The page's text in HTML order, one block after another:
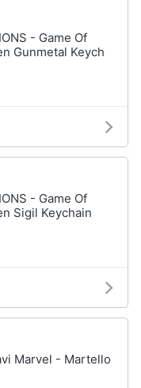
- Game Of
Gunmetal Keych
- Game Of
Sigil Keychain
Marvel - Martello